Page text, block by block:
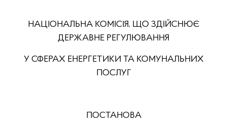
НАЦІОНАЛЬНА КОМІСІЯ, ЩО ЗДІЙСНЮЄ
ДЕРЖАВНЕ РЕГУЛЮВАННЯ
У СФЕРАХ ЕНЕРГЕТИКИ ТА КОМУНАЛЬНИХ
ПОСЛУГ
ПОСТАНОВА